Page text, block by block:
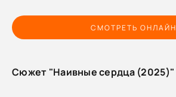
СМОТРЕТЬ ОНЛАЙН
Сюжет "Наивные сердца (2025)"